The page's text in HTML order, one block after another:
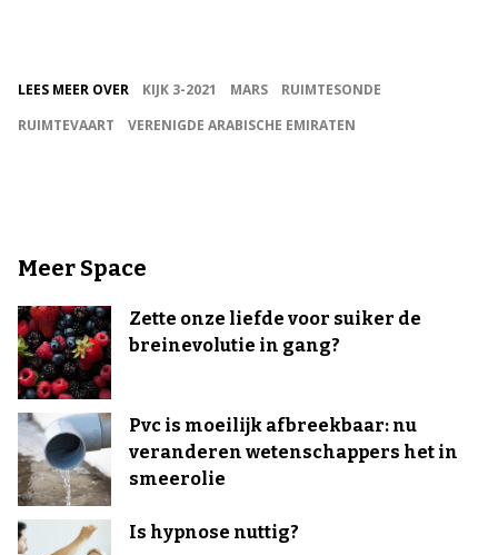
LEES MEER OVER KIJK 3-2021 MARS
RUIMTESONDE
RUIMTEVAART
VERENIGDE ARABISCHE EMIRATEN
Meer Space
Zette onze liefde voor suiker de
breinevolutie in gang?
Pvc is moeilijk afbreekbaar: nu
veranderen wetenschappers het in
smeerolie
Is hypnose nuttig?